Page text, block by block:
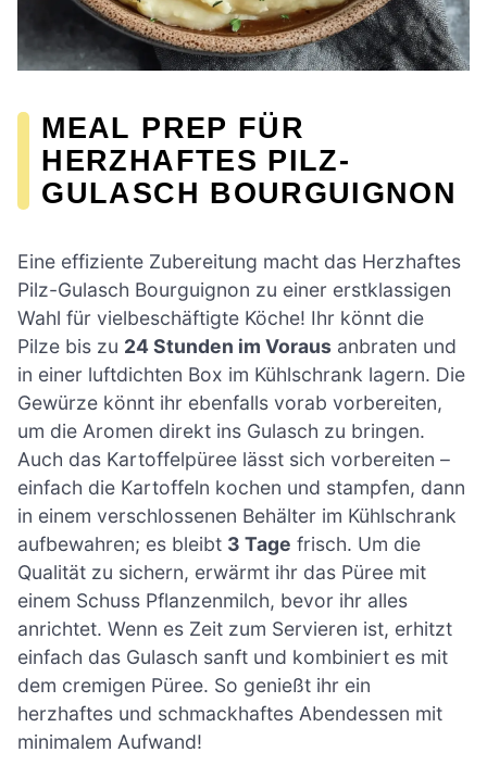
MEAL PREP FÜR
HERZHAFTES PILZ-
GULASCH BOURGUIGNON
Eine effiziente Zubereitung macht das Herzhaftes
Pilz-Gulasch Bourguignon zu einer erstklassigen
Wahl für vielbeschäftigte Köche! Ihr könnt die
Pilze bis zu 24 Stunden im Voraus anbraten und
in einer luftdichten Box im Kühlschrank lagern. Die
Gewürze könnt ihr ebenfalls vorab vorbereiten,
um die Aromen direkt ins Gulasch zu bringen.
Auch das Kartoffelpüree lässt sich vorbereiten –
einfach die Kartoffeln kochen und stampfen, dann
in einem verschlossenen Behälter im Kühlschrank
aufbewahren; es bleibt 3 Tage frisch. Um die
Qualität zu sichern, erwärmt ihr das Püree mit
einem Schuss Pflanzenmilch, bevor ihr alles
anrichtet. Wenn es Zeit zum Servieren ist, erhitzt
einfach das Gulasch sanft und kombiniert es mit
dem cremigen Püree. So genießt ihr ein
herzhaftes und schmackhaftes Abendessen mit
minimalem Aufwand!